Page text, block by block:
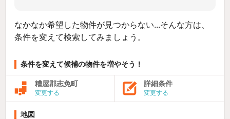
なかなか希望した物件が見つからない...そんな方は、
条件を変えて検索してみましょう。
条件を変えて候補の物件を増やそう！
糟屋郡志免町
変更する
詳細条件
変更する
地図